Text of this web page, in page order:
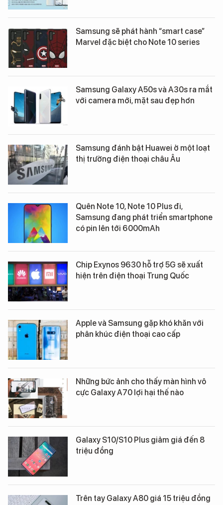
Samsung sẽ phát hành “smart case”
Marvel đặc biệt cho Note 10 series
Samsung Galaxy A50s và A30s ra mắt
với camera mới, mặt sau đẹp hơn
Samsung đánh bật Huawei ở một loạt
thị trường điện thoại châu Âu
Quên Note 10, Note 10 Plus đi,
Samsung đang phát triển smartphone
có pin lên tới 6000mAh
Chip Exynos 9630 hỗ trợ 5G sẽ xuất
hiện trên điện thoại Trung Quốc
Apple và Samsung gặp khó khăn với
phân khúc điện thoại cao cấp
Những bức ảnh cho thấy màn hình vô
cực Galaxy A70 lợi hại thế nào
Galaxy S10/S10 Plus giảm giá đến 8
triệu đồng
Trên tay Galaxy A80 giá 15 triệu đồng